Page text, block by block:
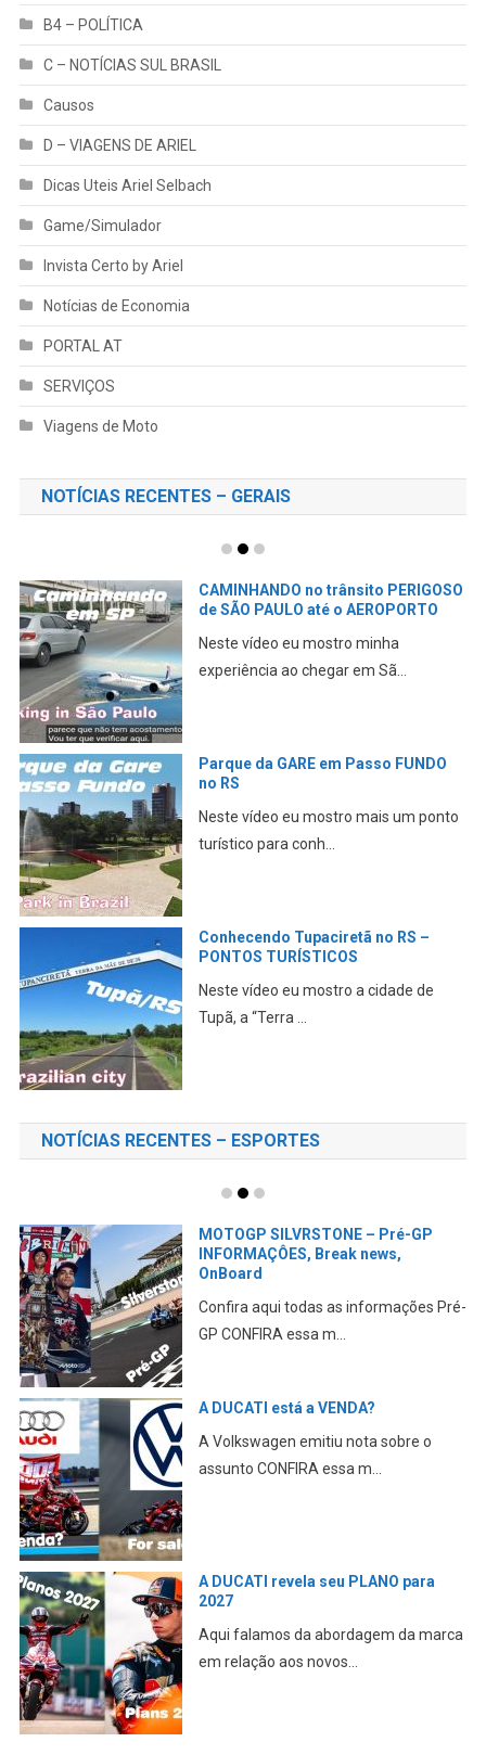
B4 – POLÍTICA
C – NOTÍCIAS SUL BRASIL
Causos
D – VIAGENS DE ARIEL
Dicas Uteis Ariel Selbach
Game/Simulador
Invista Certo by Ariel
Notícias de Economia
PORTAL AT
SERVIÇOS
Viagens de Moto
NOTÍCIAS RECENTES – GERAIS
CAMINHANDO no trânsito PERIGOSO
de SÃO PAULO até o AEROPORTO
Neste vídeo eu mostro minha
experiência ao chegar em Sã...
Parque da GARE em Passo FUNDO
no RS
Neste vídeo eu mostro mais um ponto
turístico para conh...
Conhecendo Tupaciretã no RS –
PONTOS TURÍSTICOS
Neste vídeo eu mostro a cidade de
Tupã, a “Terra ...
NOTÍCIAS RECENTES – ESPORTES
MOTOGP SILVRSTONE – Pré-GP
INFORMAÇÔES, Break news,
OnBoard
Confira aqui todas as informações Pré-
GP CONFIRA essa m...
A DUCATI está a VENDA?
A Volkswagen emitiu nota sobre o
assunto CONFIRA essa m...
A DUCATI revela seu PLANO para
2027
Aqui falamos da abordagem da marca
em relação aos novos...